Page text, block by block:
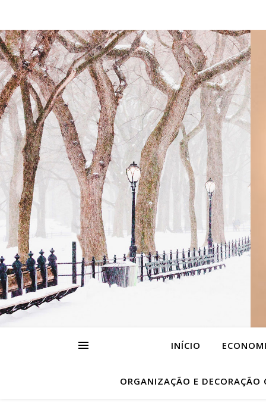
INÍCIO
ORGANIZAÇÃO E DECORAÇÃO